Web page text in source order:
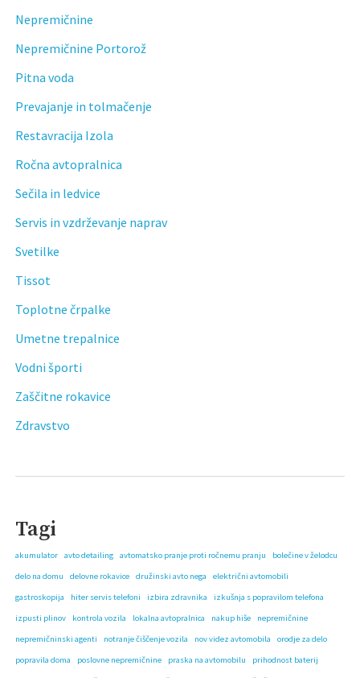
Nepremičnine
Nepremičnine Portorož
Pitna voda
Prevajanje in tolmačenje
Restavracija Izola
Ročna avtopralnica
Sečila in ledvice
Servis in vzdrževanje naprav
Svetilke
Tissot
Toplotne črpalke
Umetne trepalnice
Vodni športi
Zaščitne rokavice
Zdravstvo
Tagi
akumulator avto detailing avtomatsko pranje proti ročnemu pranju
bolečine v želodcu
delo na domu
delovne rokavice družinski avto nega
električni avtomobili
gastroskopija
hiter servis telefoni izbira zdravnika
izkušnja s popravilom telefona
izpusti plinov
kontrola vozila lokalna avtopralnica nakup hiše
nepremičnine
nepremičninski agenti
notranje čiščenje vozila nov videz avtomobila
orodje za delo
popravila doma
poslovne nepremičnine praska na avtomobilu
prihodnost baterij